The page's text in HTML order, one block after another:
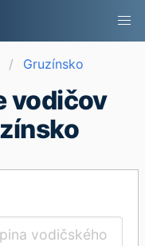
Gruzínsko
vodičov